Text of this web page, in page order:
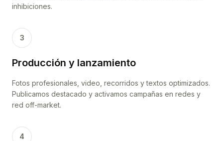
inhibiciones.
3
Producción y lanzamiento
Fotos profesionales, video, recorridos y textos optimizados.
Publicamos destacado y activamos campañas en redes y
red off-market.
4